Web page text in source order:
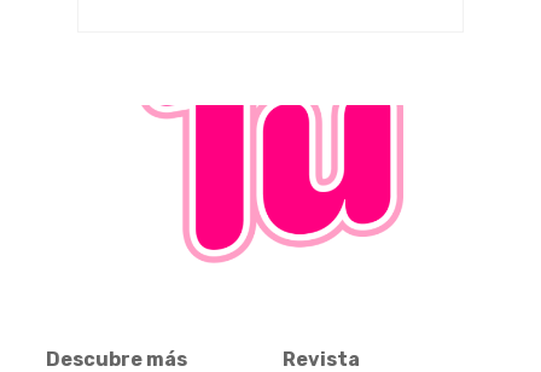
Descubre más
Revista